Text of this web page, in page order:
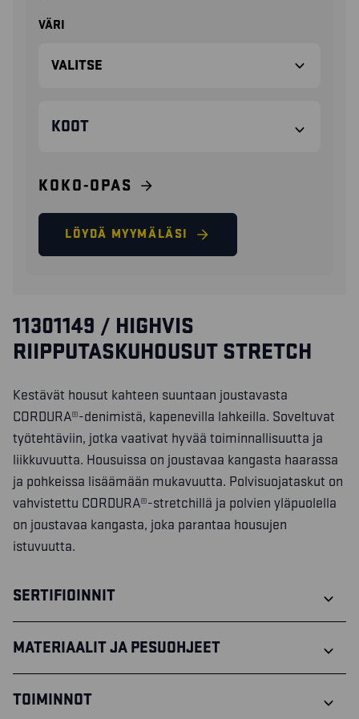
VÄRI
KOOT
KOKO-OPAS
LÖYDÄ MYYMÄLÄSI
11301149 / HIGHVIS
RIIPPUTASKUHOUSUT STRETCH
Kestävät housut kahteen suuntaan joustavasta
CORDURA®-denimistä, kapenevilla lahkeilla. Soveltuvat
työtehtäviin, jotka vaativat hyvää toiminnallisuutta ja
liikkuvuutta. Housuissa on joustavaa kangasta haarassa
ja pohkeissa lisäämään mukavuutta. Polvisuojataskut on
vahvistettu CORDURA®-stretchillä ja polvien yläpuolella
on joustavaa kangasta, joka parantaa housujen
istuvuutta.
SERTIFIOINNIT
MATERIAALIT JA PESUOHJEET
TOIMINNOT